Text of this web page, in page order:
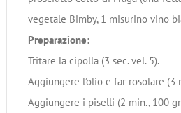
vegetale Bimby, 1 misurino vino
Preparazione:
Tritare la cipolla (3 sec. vel. 5).
Aggiungere l’olio e far rosolare (3
Aggiungere i piselli (2 min., 100